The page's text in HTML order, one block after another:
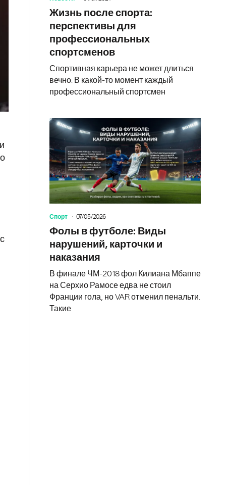
Жизнь после спорта:
перспективы для
профессиональных
спортсменов
Спортивная карьера не может длиться
вечно. В какой-то момент каждый
профессиональный спортсмен
Спорт 07/05/2026
Фолы в футболе: Виды
нарушений, карточки и
наказания
В финале ЧМ-2018 фол Килиана Мбаппе
на Серхио Рамосе едва не стоил
Франции гола, но VAR отменил пенальти.
Такие